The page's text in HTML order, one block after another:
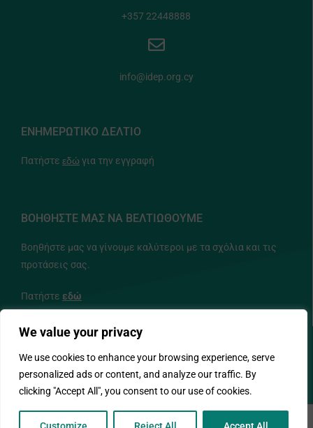
We value your privacy
We use cookies to enhance your browsing experience, serve
personalized ads or content, and analyze our traffic. By
clicking "Accept All", you consent to our use of cookies.
+357 22448888
info@idep.org.cy
ΕΝΗΜΕΡΩΤΙΚΟ ΔΕΛΤΙΟ
Πατήστε εδώ για την εγγραφή
ΒΟΗΘΗΣΤΕ ΜΑΣ ΝΑ ΒΕΛΤΙΩΘΟΥΜΕ
Βοηθήστε μας να γίνουμε καλύτεροι με τα σχόλια και τις
προτάσεις σας.
Πατήστε εδώ
ΑΚΟΛΟΥΘΗΣΤΕ ΜΑΣ